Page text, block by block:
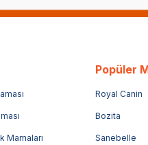
Mamaları
Popüler
Royal Canin
Bozita
Sanebelle